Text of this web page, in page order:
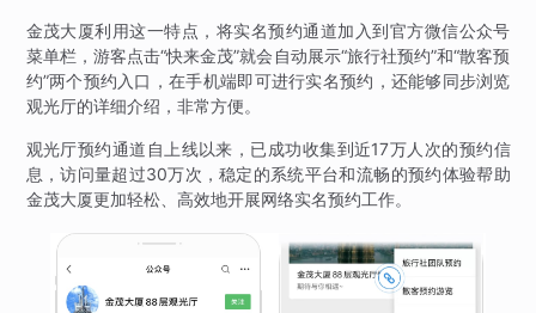
金茂大厦利用这一特点，将实名预约通道加入到官方微信公众号
菜单栏，游客点击“快来金茂”就会自动展示“旅行社预约”和“散客预
约”两个预约入口，在手机端即可进行实名预约，还能够同步浏览
观光厅的详细介绍，非常方便。
观光厅预约通道自上线以来，已成功收集到近17万人次的预约信
息，访问量超过30万次，稳定的系统平台和流畅的预约体验帮助
金茂大厦更加轻松、高效地开展网络实名预约工作。